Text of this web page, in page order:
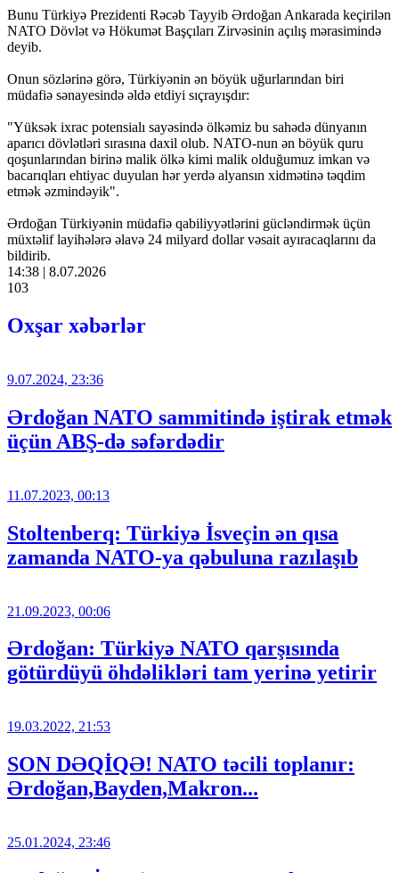
Bunu Türkiyə Prezidenti Rəcəb Tayyib Ərdoğan Ankarada keçirilən
NATO Dövlət və Hökumət Başçıları Zirvəsinin açılış mərasimində
deyib.
Onun sözlərinə görə, Türkiyənin ən böyük uğurlarından biri
müdafiə sənayesində əldə etdiyi sıçrayışdır:
"Yüksək ixrac potensialı sayəsində ölkəmiz bu sahədə dünyanın
aparıcı dövlətləri sırasına daxil olub. NATO-nun ən böyük quru
qoşunlarından birinə malik ölkə kimi malik olduğumuz imkan və
bacarıqları ehtiyac duyulan hər yerdə alyansın xidmətinə təqdim
etmək əzmindəyik".
Ərdoğan Türkiyənin müdafiə qabiliyyətlərini gücləndirmək üçün
müxtəlif layihələrə əlavə 24 milyard dollar vəsait ayıracaqlarını da
bildirib.
14:38 | 8.07.2026
103
Oxşar xəbərlər
9.07.2024, 23:36
Ərdoğan NATO sammitində iştirak etmək
üçün ABŞ-də səfərdədir
11.07.2023, 00:13
Stoltenberq: Türkiyə İsveçin ən qısa
zamanda NATO-ya qəbuluna razılaşıb
21.09.2023, 00:06
Ərdoğan: Türkiyə NATO qarşısında
götürdüyü öhdəlikləri tam yerinə yetirir
19.03.2022, 21:53
SON DƏQİQƏ! NATO təcili toplanır:
Ərdoğan,Bayden,Makron...
25.01.2024, 23:46